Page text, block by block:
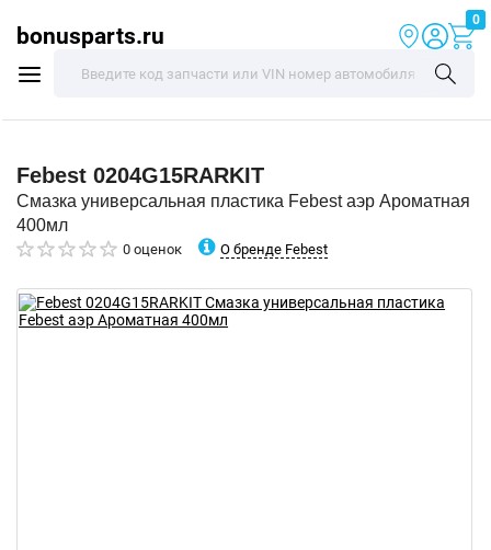
bonusparts.ru
0
Febest 0204G15RARKIT
Смазка универсальная пластика Febest аэр Ароматная
400мл
0 оценок О бренде Febest